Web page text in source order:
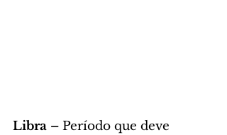
Libra – Período que deve